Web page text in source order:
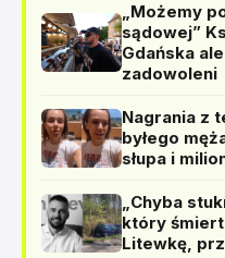
„Możemy
sądowej”
Gdańska
zadowoleni
Nagrania z
byłego
słupa i
„Chyba
który
Litewkę,